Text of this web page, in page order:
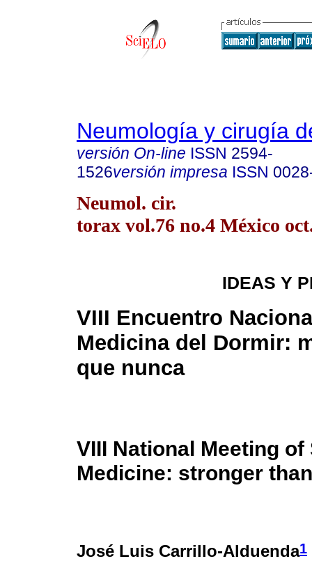
Neumología y cirugía
versión On-line ISSN 2594-
1526versión impresa ISSN
Neumol. cir.
torax vol.76 no.4 México
IDEAS Y
VIII Encuentro
Medicina del Dormir:
que nunca
VIII National Meeting of
Medicine: stronger
José Luis Carrillo-Alduenda1